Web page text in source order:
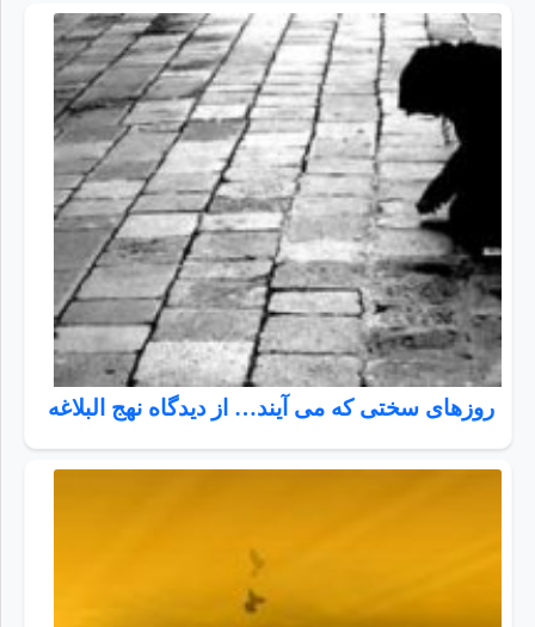
روزهای سختی که می آیند… از دیدگاه نهج البلاغه